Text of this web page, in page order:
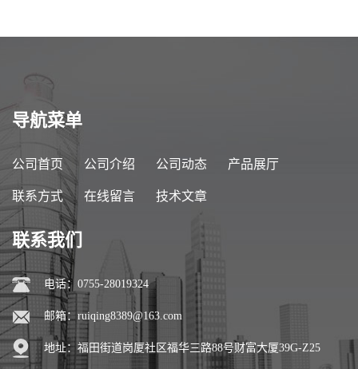
导航菜单
公司首页 公司介绍 公司动态 产品展厅
联系方式 在线留言 技术文章
联系我们
电话：0755-28019324
邮箱： ruiqing8389@163.com
地址：福田街道岗厦社区福华三路88号财富大厦39G-Z25